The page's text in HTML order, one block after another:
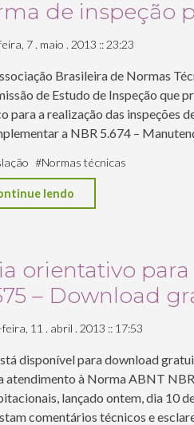
da
ABNT"
de inspeção
7 . maio . 2013 :: 23:23
Brasileira de Normas
de Estudo de Inspeção que
para a realização das inspeções
a NBR 5.674 –
#Normas técnicas
lendo
estudando
a
criação
inspeção
orientativo
– Download
11 . abril . 2013 :: 17:53
disponível para download
atendimento à Norma ABNT
lançado ontem, dia 10
comentários técnicos e